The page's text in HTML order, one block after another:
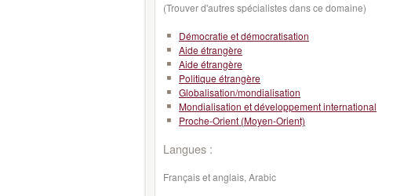
(Trouver d'autres spécialistes dans ce domaine)
Démocratie et démocratisation
Aide étrangère
Aide étrangère
Politique étrangère
Globalisation/mondialisation
Mondialisation et développement international
Proche-Orient (Moyen-Orient)
Langues :
Français et anglais, Arabic